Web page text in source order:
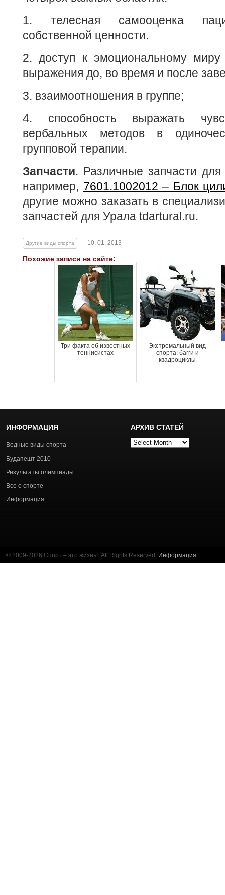
1. телесная самооценка
собственной ценности.
2. доступ к эмоциональному миру
выражения до, во время и после
3. взаимоотношения в группе;
4. способность выражать
вербальных методов в
групповой терапии.
Запчасти. Различные запчасти
например, 7601.1002012 – Блок
другие можно заказать в
запчастей для Урала tdartural.ru.
Другие виды спорта — 10. 01. 2013
Похожие записи на сайте:
Три факта об известных
теннисистах
Экстремальный вид
спорта: багги и
квадроциклы
ИНФОРМАЦИЯ
Водные виды спорта
Будапешт 2010
Результаты олимпиады
Все о спорте
Информация
АРХИВ СТАТЕЙ
Архив
© 2009-2026 Спорт – это жизнь!. All Rights Reserved. Информация